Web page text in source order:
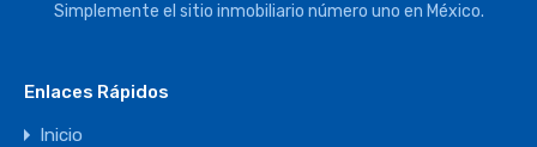
Simplemente el sitio inmobiliario número uno en México.
Enlaces Rápidos
Inicio